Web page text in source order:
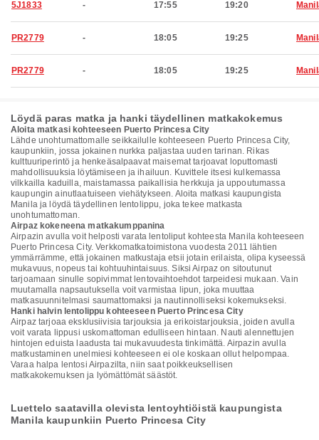
5J1833 - 17:55 19:20
PR2779 - 18:05 19:25
PR2779 - 18:05 19:25
Löydä paras matka ja hanki täydellinen matkakokemus
Aloita matkasi kohteeseen Puerto Princesa City
Lähde unohtumattomalle seikkailulle kohteeseen Puerto Princesa City,
kaupunkiin, jossa jokainen nurkka paljastaa uuden tarinan. Rikas
kulttuuriperintö ja henkeäsalpaavat maisemat tarjoavat loputtomasti
mahdollisuuksia löytämiseen ja ihailuun. Kuvittele itsesi kulkemassa
vilkkailla kaduilla, maistamassa paikallisia herkkuja ja uppoutumassa
kaupungin ainutlaatuiseen viehätykseen. Aloita matkasi kaupungista
Manila ja löydä täydellinen lentolippu, joka tekee matkasta
unohtumattoman.
Airpaz kokeneena matkakumppanina
Airpazin avulla voit helposti varata lentoliput kohteesta Manila kohteeseen
Puerto Princesa City. Verkkomatkatoimistona vuodesta 2011 lähtien
ymmärrämme, että jokainen matkustaja etsii jotain erilaista, olipa kyseessä
mukavuus, nopeus tai kohtuuhintaisuus. Siksi Airpaz on sitoutunut
tarjoamaan sinulle sopivimmat lentovaihtoehdot tarpeidesi mukaan. Vain
muutamalla napsautuksella voit varmistaa lipun, joka muuttaa
matkasuunnitelmasi saumattomaksi ja nautinnolliseksi kokemukseksi.
Hanki halvin lentolippu kohteeseen Puerto Princesa City
Airpaz tarjoaa eksklusiivisia tarjouksia ja erikoistarjouksia, joiden avulla
voit varata lippusi uskomattoman edulliseen hintaan. Nauti alennettujen
hintojen eduista laadusta tai mukavuudesta tinkimättä. Airpazin avulla
matkustaminen unelmiesi kohteeseen ei ole koskaan ollut helpompaa.
Varaa halpa lentosi Airpazilta, niin saat poikkeuksellisen
matkakokemuksen ja lyömättömät säästöt.
Luettelo saatavilla olevista lentoyhtiöistä kaupungista
Manila kaupunkiin Puerto Princesa City